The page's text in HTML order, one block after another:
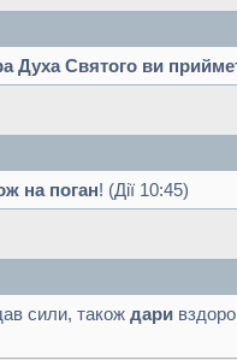
Духа Святого ви
на поган! (Дії 10:45)
сили, також дари